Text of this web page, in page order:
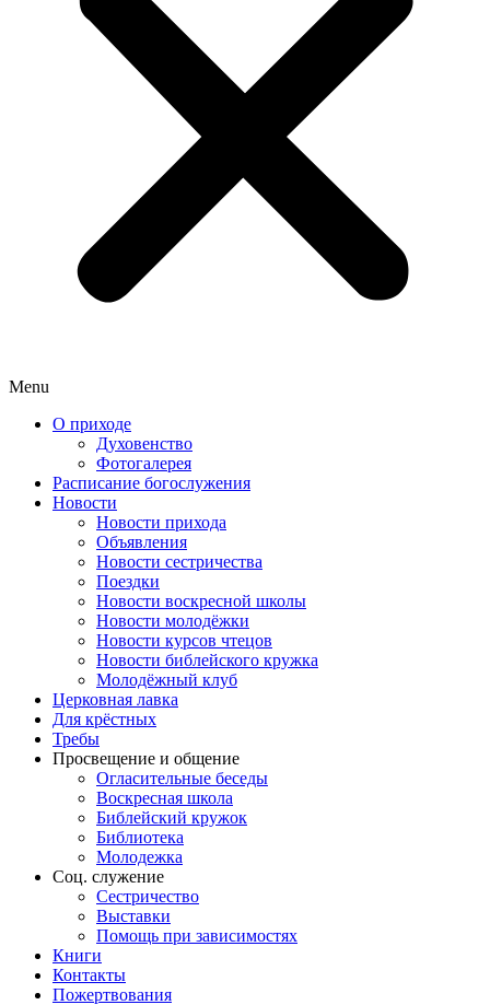
Menu
О приходе
Духовенство
Фотогалерея
Расписание богослужения
Новости
Новости прихода
Объявления
Новости сестричества
Поездки
Новости воскресной школы
Новости молодёжки
Новости курсов чтецов
Новости библейского кружка
Молодёжный клуб
Церковная лавка
Для крёстных
Требы
Просвещение и общение
Огласительные беседы
Воскресная школа
Библейский кружок
Библиотека
Молодежка
Соц. служение
Сестричество
Выставки
Помощь при зависимостях
Книги
Контакты
Пожертвования